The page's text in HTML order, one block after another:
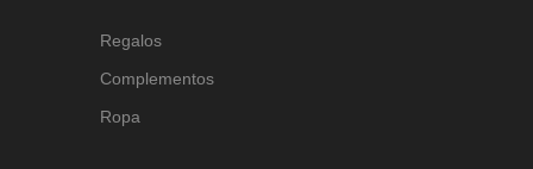
Regalos
Complementos
Ropa